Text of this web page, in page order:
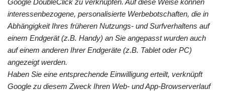
Google DoubleClick zu verknüpfen. Auf diese Weise können
interessenbezogene, personalisierte Werbebotschaften, die in
Abhängigkeit Ihres früheren Nutzungs- und Surfverhaltens auf
einem Endgerät (z.B. Handy) an Sie angepasst wurden auch
auf einem anderen Ihrer Endgeräte (z.B. Tablet oder PC)
angezeigt werden.
Haben Sie eine entsprechende Einwilligung erteilt, verknüpft
Google zu diesem Zweck Ihren Web- und App-Browserverlauf